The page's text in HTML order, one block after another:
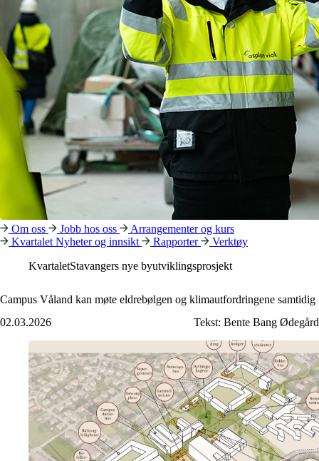
Om oss Jobb hos oss
Arrangementer og kurs
Kvartalet Nyheter og innsikt Rapporter
Verktøy
KvartaletStavangers nye byutviklingsprosjekt
Campus Våland kan møte eldrebølgen og klimautfordringene samtidig
02.03.2026
Tekst: Bente Bang Ødegård